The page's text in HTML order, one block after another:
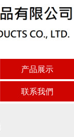
产品展示
联系我們